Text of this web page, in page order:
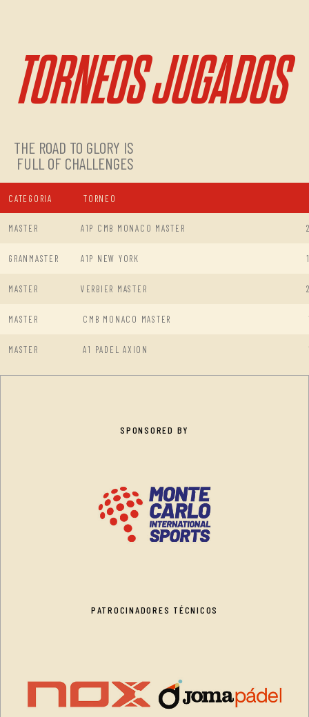
TORNEOS JUGADOS
THE ROAD TO GLORY IS
FULL OF CHALLENGES
CATEGORIA TORNEO
MASTER A1P CMB MONACO MASTER
GRANMASTER A1P NEW YORK
MASTER VERBIER MASTER
MASTER CMB MONACO MASTER
MASTER A1 PADEL AXION
SPONSORED BY
PATROCINADORES TÉCNICOS